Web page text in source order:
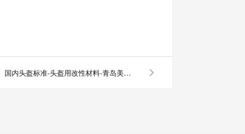
国内头盔标准-头盔用改性材料-青岛美泰塑胶